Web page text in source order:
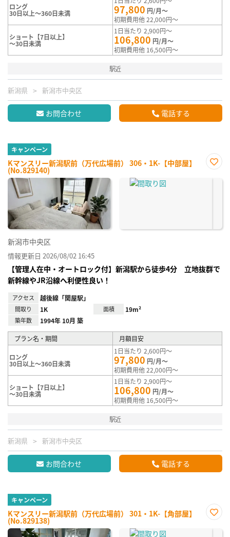
ロング
30日以上～360日未満 97,800 円/月～
初期費用他 22,000円～
ショート【7日以上】
～30日未満
1日当たり 2,900円～
106,800 円/月～
初期費用他 16,500円～
駅近
新潟県 新潟市中央区
お問合わせ 電話する
キャンペーン
Kマンスリー新潟駅前（万代広場前） 306・1K-【中部屋】
(No.829140)
に入
新潟市中央区
情報更新日 2026/08/02 16:45
【管理人在中・オートロック付】新潟駅から徒歩4分 立地抜群で
新幹線やJR沿線へ利便性良い！
アクセス 越後線「関屋駅」
間取り 1K 面積 19m²
築年数 1994年 10月 築
プラン名・期間 月額目安
ロング
30日以上～360日未満
1日当たり 2,600円～
97,800 円/月～
初期費用他 22,000円～
ショート【7日以上】
～30日未満
1日当たり 2,900円～
106,800 円/月～
初期費用他 16,500円～
駅近
新潟県 新潟市中央区
お問合わせ 電話する
キャンペーン
Kマンスリー新潟駅前（万代広場前） 301・1K-【角部屋】
(No.829138)
に入